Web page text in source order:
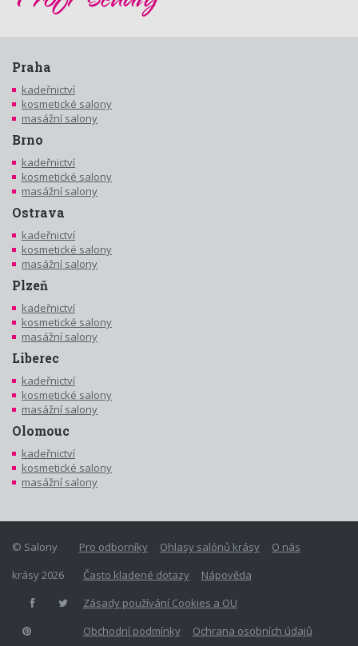
Praha
kadeřnictví
kosmetické salony
masážní salony
Brno
kadeřnictví
kosmetické salony
masážní salony
Ostrava
kadeřnictví
kosmetické salony
masážní salony
Plzeň
kadeřnictví
kosmetické salony
masážní salony
Liberec
kadeřnictví
kosmetické salony
masážní salony
Olomouc
kadeřnictví
kosmetické salony
masážní salony
Pro odborníky Ohlasy salónů krásy
O nás
Často kladené dotazy
Nápověda
Zásady používání Cookies a OU
Obchodní podmínky
Ochrana osobních údajů
© Salony
krásy 2026